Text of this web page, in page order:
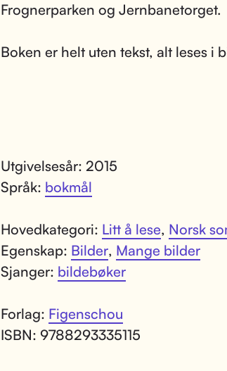
Frognerparken og Jernbanetorget.
Boken er helt uten tekst, alt leses i
Utgivelsesår: 2015
Språk: bokmål
Hovedkategori: Litt å lese, Norsk
Egenskap: Bilder, Mange bilder
Sjanger: bildebøker
Forlag: Figenschou
ISBN: 9788293335115